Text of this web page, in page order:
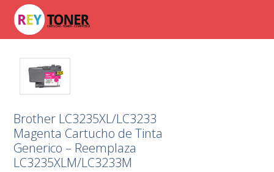
Brother LC3235XL/LC3233
Magenta Cartucho de Tinta
Generico – Reemplaza
LC3235XLM/LC3233M